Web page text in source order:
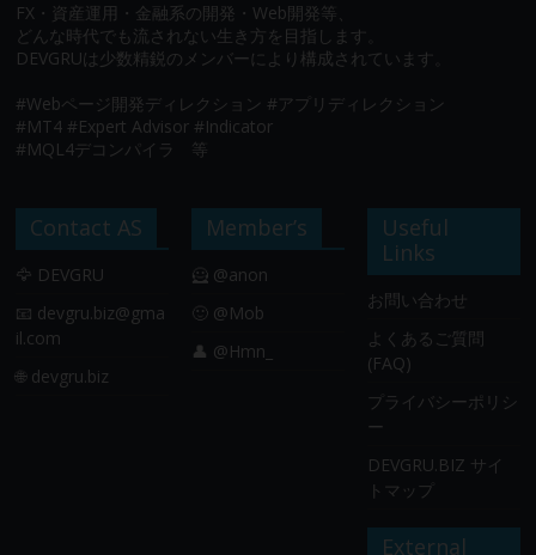
FX・資産運用・金融系の開発・Web開発等、
どんな時代でも流されない生き方を目指します。
DEVGRUは少数精鋭のメンバーにより構成されています。
#Webページ開発ディレクション #アプリディレクション
#MT4 #Expert Advisor #Indicator
#MQL4デコンパイラ 等
Contact AS
🦅 DEVGRU
📧 devgru.biz@gma
il.com
🌐 devgru.biz
Member’s
🦸 @anon
🙂 @Mob
👤 @Hmn_
Useful
Links
お問い合わせ
よくあるご質問
(FAQ)
プライバシーポリシ
ー
DEVGRU.BIZ サイ
トマップ
External